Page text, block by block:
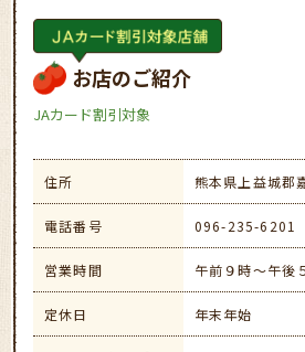
お店のご紹介
JAカード割引対象
住所 熊本県上益城郡
電話番号 096-235-6201
営業時間 午前９時～午後
定休日 年末年始